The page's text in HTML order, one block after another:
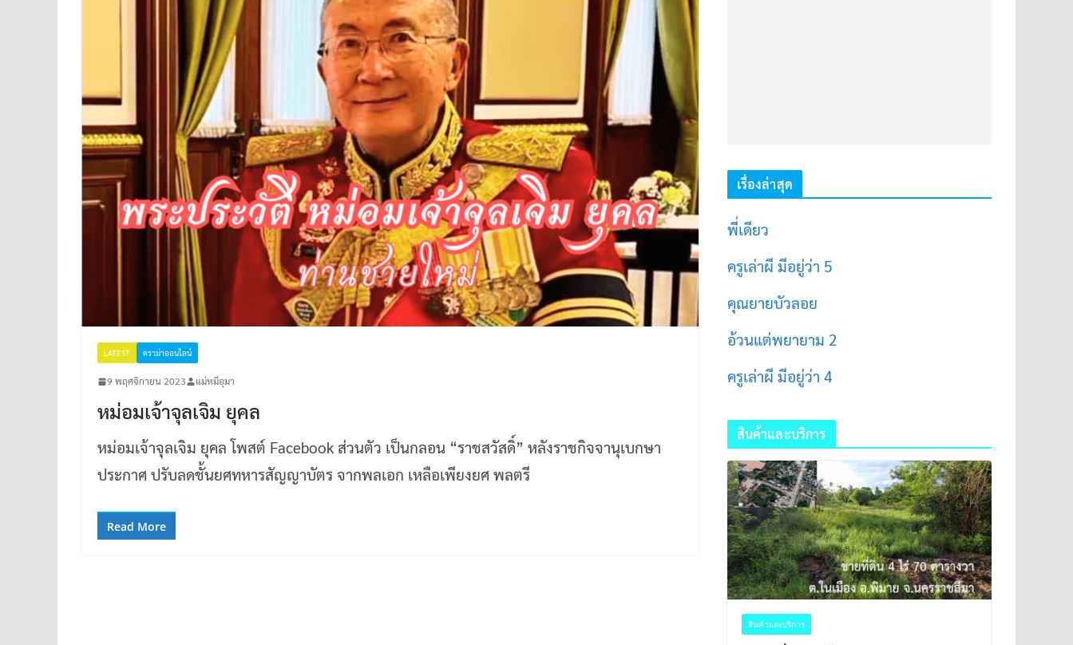
LATEST ดราม่าออนไลน์
9 พฤศจิกายน 2023 แม่หมีอุมา
หม่อมเจ้าจุลเจิม ยุคล
หม่อมเจ้าจุลเจิม ยุคล โพสต์ Facebook ส่วนตัว เป็นกลอน “ราชสวัสดิ์” หลังราชกิจจานุเบกษา
ประกาศ ปรับลดชั้นยศทหารสัญญาบัตร จากพลเอก เหลือเพียงยศ พลตรี
Read More
เรื่องล่าสุด
พี่เดียว
ครูเล่าผี มีอยู่ว่า 5
คุณยายบัวลอย
อ้วนแต่พยายาม 2
ครูเล่าผี มีอยู่ว่า 4
สินค้าและบริการ
สินค้าและบริการ